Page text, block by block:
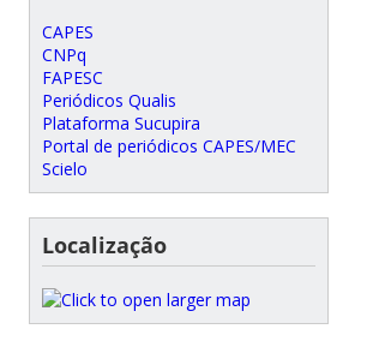
CAPES
CNPq
FAPESC
Periódicos Qualis
Plataforma Sucupira
Portal de periódicos CAPES/MEC
Scielo
Localização